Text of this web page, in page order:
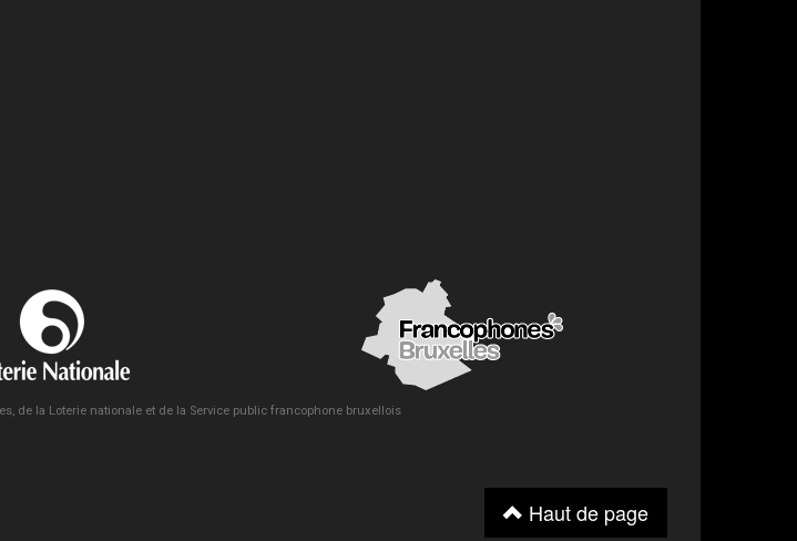
de la Loterie nationale et de la Service public francophone bruxellois
Haut de page